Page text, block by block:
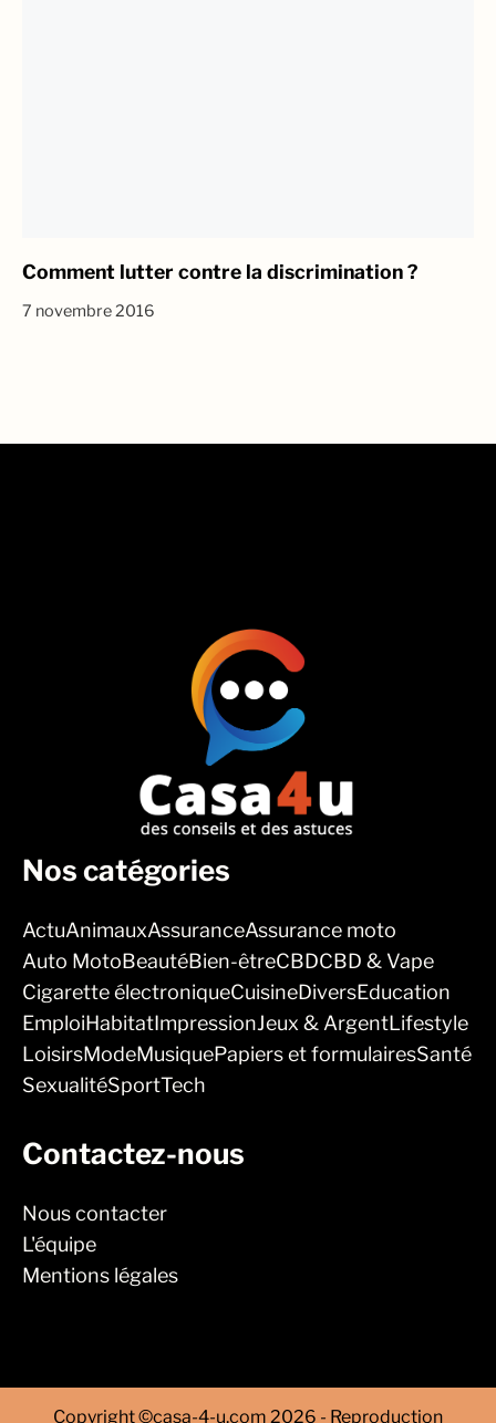
Comment lutter contre la discrimination ?
7 novembre 2016
Nos catégories
ActuAnimauxAssuranceAssurance moto
Auto MotoBeautéBien-êtreCBDCBD & Vape
Cigarette électroniqueCuisineDiversEducation
EmploiHabitatImpressionJeux & ArgentLifestyle
LoisirsModeMusiquePapiers et formulairesSanté
SexualitéSportTech
Contactez-nous
Nous contacter
L'équipe
Mentions légales
Copyright ©casa-4-u.com 2026 - Reproduction